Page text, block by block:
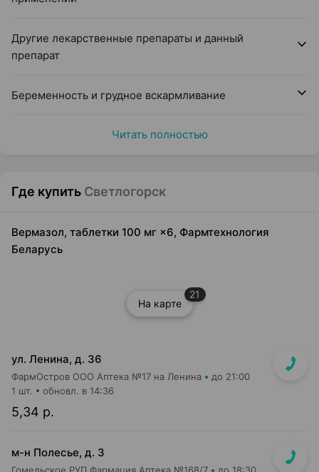
Другие лекарственные препараты и данный
препарат
Беременность и грудное вскармливание
Читать полностью
Где купить Светлогорск
Вермазол, таблетки 100 мг ×6, Фармтехнология
Беларусь
На карте
21
ул. Ленина, д. 36
ФармОстров ООО Аптека №17 на Ленина до 21:00
5,34 р.
1 шт. обновл. в 14:36
м-н Полесье, д. 3